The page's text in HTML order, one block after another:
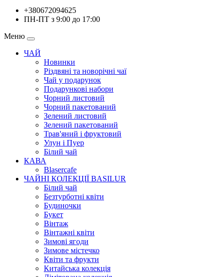
+380672094625
ПН-ПТ з 9:00 до 17:00
Меню
ЧАЙ
Новинки
Різдвяні та новорічні чаї
Чай у подарунок
Подарункові набори
Чорний листовий
Чорний пакетований
Зелений листовий
Зелений пакетований
Трав'яний і фруктовий
Улун і Пуер
Білий чай
КАВА
Blasercafe
ЧАЙНІ КОЛЕКЦІЇ BASILUR
Білий чай
Безтурботні квіти
Будиночки
Букет
Вінтаж
Вінтажні квіти
Зимові ягоди
Зимове містечко
Квіти та фрукти
Китайська колекція